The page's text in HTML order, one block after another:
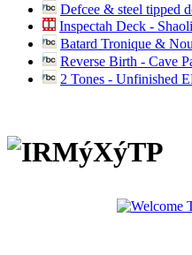
Defcee & steel tipped
Inspectah Deck -
Batard Tronique &
Reverse Birth - Cave
2 Tones - Unfinished